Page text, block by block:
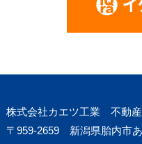
株式会社カエツ工業 不動
〒959-2659 新潟県胎内市